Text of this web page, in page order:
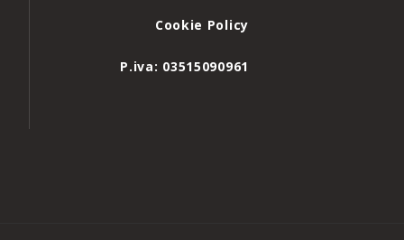
Cookie Policy
P.iva: 03515090961